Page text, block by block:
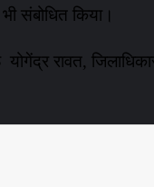
संबोधित किया।
रावत,